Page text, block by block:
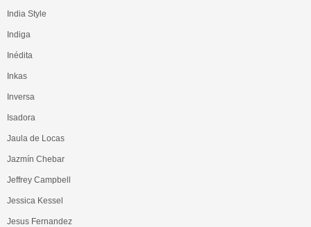
India Style
Indiga
Inédita
Inkas
Inversa
Isadora
Jaula de Locas
Jazmín Chebar
Jeffrey Campbell
Jessica Kessel
Jesus Fernandez